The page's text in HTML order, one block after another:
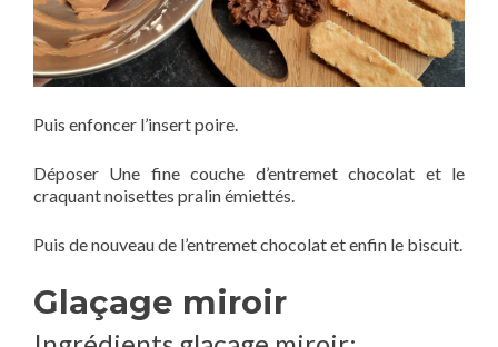
Puis enfoncer l’insert poire.
Déposer Une fine couche d’entremet chocolat et le
craquant noisettes pralin émiettés.
Puis de nouveau de l’entremet chocolat et enfin le biscuit.
Glaçage miroir